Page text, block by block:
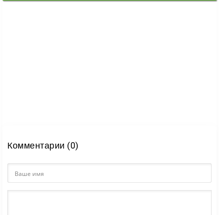
Комментарии (0)